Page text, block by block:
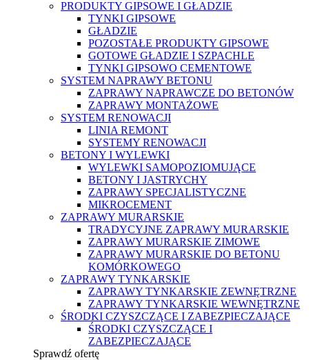
PRODUKTY GIPSOWE I GŁADZIE
TYNKI GIPSOWE
GŁADZIE
POZOSTAŁE PRODUKTY GIPSOWE
GOTOWE GŁADZIE I SZPACHLE
TYNKI GIPSOWO CEMENTOWE
SYSTEM NAPRAWY BETONU
ZAPRAWY NAPRAWCZE DO BETONÓW
ZAPRAWY MONTAŻOWE
SYSTEM RENOWACJI
LINIA REMONT
SYSTEMY RENOWACJI
BETONY I WYLEWKI
WYLEWKI SAMOPOZIOMUJĄCE
BETONY I JASTRYCHY
ZAPRAWY SPECJALISTYCZNE
MIKROCEMENT
ZAPRAWY MURARSKIE
TRADYCYJNE ZAPRAWY MURARSKIE
ZAPRAWY MURARSKIE ZIMOWE
ZAPRAWY MURARSKIE DO BETONU
KOMÓRKOWEGO
ZAPRAWY TYNKARSKIE
ZAPRAWY TYNKARSKIE ZEWNĘTRZNE
ZAPRAWY TYNKARSKIE WEWNĘTRZNE
ŚRODKI CZYSZCZĄCE I ZABEZPIECZAJĄCE
ŚRODKI CZYSZCZĄCE I
ZABEZPIECZAJĄCE
Sprawdź ofertę